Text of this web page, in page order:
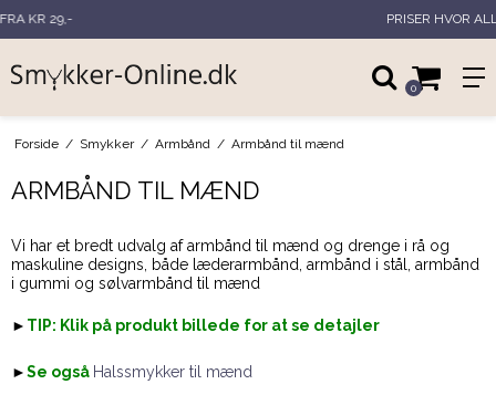
0
Forside / Smykker / Armbånd / Armbånd til mænd
ARMBÅND TIL MÆND
Vi har et bredt udvalg af armbånd til mænd og drenge i rå og
maskuline designs, både læderarmbånd, armbånd i stål, armbånd
i gummi og sølvarmbånd til mænd
► TIP: Klik på produkt billede for at se detajler
►Se også Halssmykker til mænd